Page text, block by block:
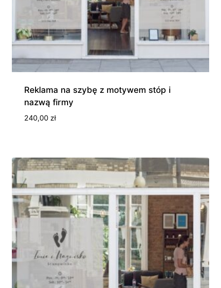
Reklama na szybę z motywem stóp i
nazwą firmy
240,00 zł